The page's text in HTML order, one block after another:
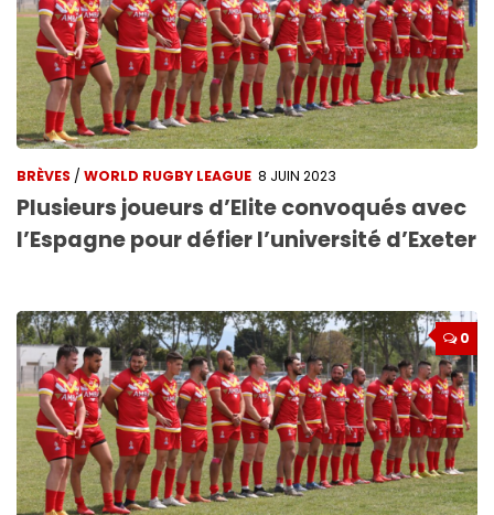
BRÈVES / WORLD RUGBY LEAGUE 8 JUIN 2023
Plusieurs joueurs d’Elite convoqués avec
l’Espagne pour défier l’université d’Exeter
0